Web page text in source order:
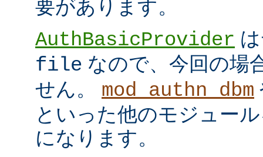
要があります。
AuthBasicProvider
file なので、今回の場
せん。 mod_authn_dbm
といった他のモジュー
になります。